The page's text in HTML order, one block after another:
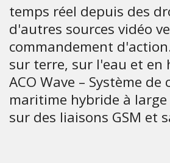
temps réel depuis des
d'autres sources vidéo
commandement
sur terre, sur l'eau et en
ACO Wave – Système
maritime hybride à
sur des liaisons GSM et